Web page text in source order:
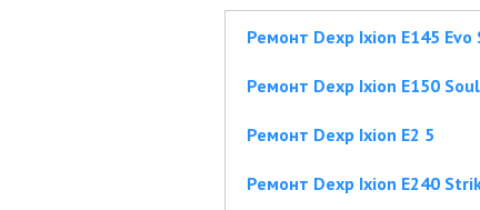
Ремонт Dexp Ixion E145 Evo
Ремонт Dexp Ixion E150 Soul
Ремонт Dexp Ixion E2 5
Ремонт Dexp Ixion E240